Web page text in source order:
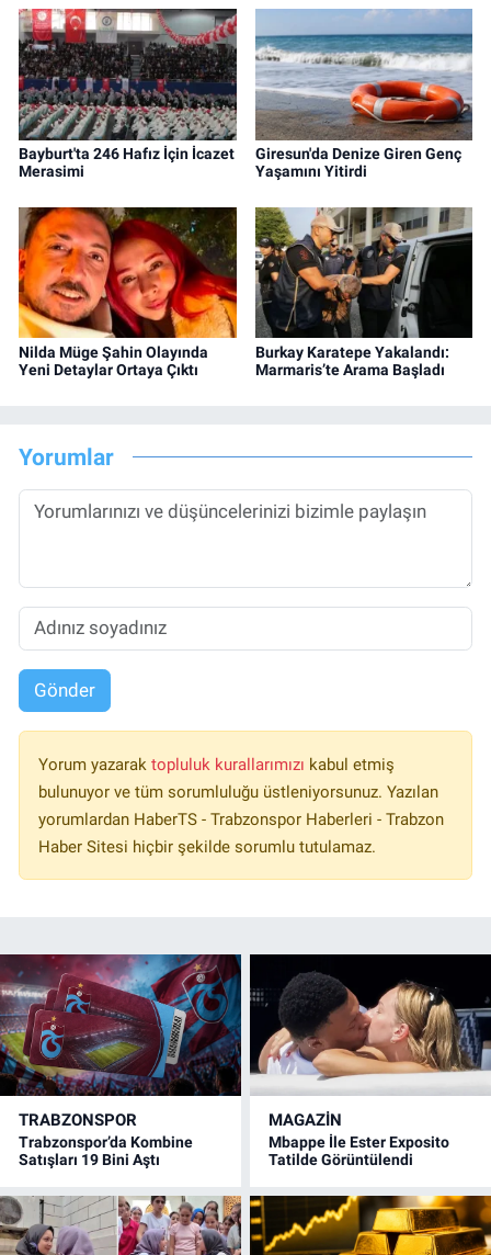
Bayburt'ta 246 Hafız İçin İcazet
Merasimi
Giresun'da Denize Giren Genç
Yaşamını Yitirdi
Nilda Müge Şahin Olayında
Yeni Detaylar Ortaya Çıktı
Burkay Karatepe Yakalandı:
Marmaris’te Arama Başladı
Yorumlar
Gönder
Yorum yazarak topluluk kurallarımızı kabul etmiş
bulunuyor ve tüm sorumluluğu üstleniyorsunuz. Yazılan
yorumlardan HaberTS - Trabzonspor Haberleri - Trabzon
Haber Sitesi hiçbir şekilde sorumlu tutulamaz.
TRABZONSPOR
Trabzonspor’da Kombine
Satışları 19 Bini Aştı
MAGAZİN
Mbappe İle Ester Exposito
Tatilde Görüntülendi